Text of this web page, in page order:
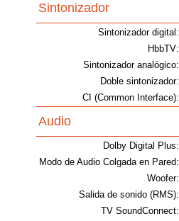
Sintonizador
Sintonizador digital:
HbbTV:
Sintonizador analógico:
Doble sintonizador:
CI (Common Interface):
Audio
Dolby Digital Plus:
Modo de Audio Colgada en Pared:
Woofer:
Salida de sonido (RMS):
TV SoundConnect: